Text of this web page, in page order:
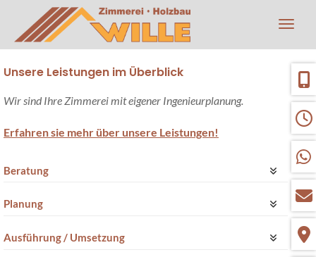
Unsere Leistungen im Überblick
Wir sind Ihre Zimmerei mit eigener Ingenieurplanung.
Erfahren sie mehr über unsere Leistungen!
Beratung
Planung
Ausführung / Umsetzung